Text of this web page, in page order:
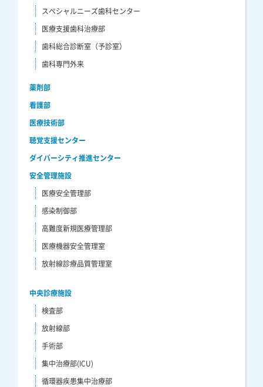
スペシャルニーズ歯科センター
医療支援歯科治療部
歯科総合診断室（予診室）
歯科専門外来
薬剤部
看護部
医療技術部
聴覚支援センター
ダイバーシティ推進センター
安全管理施設
医療安全管理部
感染制御部
高難度新規医療管理部
医療機器安全管理室
放射線診療品質管理室
中央診療施設
検査部
放射線部
手術部
集中治療部(ICU)
循環器疾患集中治療部